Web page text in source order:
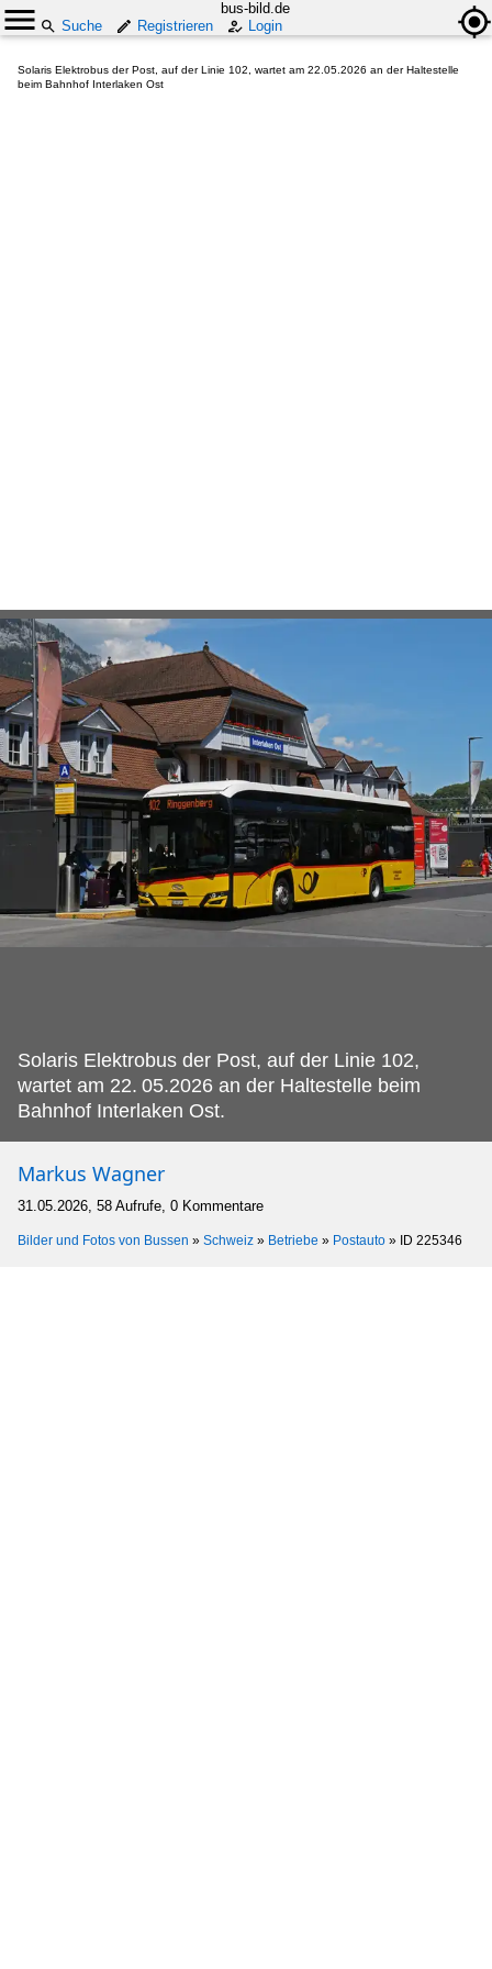
bus-bild.de
Suche
Registrieren Login
Solaris Elektrobus der Post, auf der Linie 102, wartet am 22.05.2026 an der Haltestelle
beim Bahnhof Interlaken Ost
Solaris Elektrobus der Post, auf der Linie 102,
wartet am 22. 05.2026 an der Haltestelle beim
Bahnhof Interlaken Ost.
Markus Wagner
31.05.2026, 58 Aufrufe, 0 Kommentare
Bilder und Fotos von Bussen » Schweiz » Betriebe » Postauto » ID 225346